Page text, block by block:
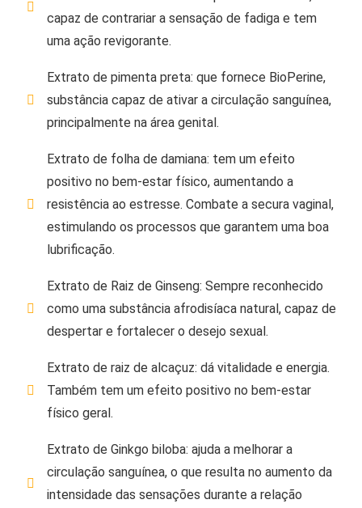
capaz de contrariar a sensação de fadiga e tem
uma ação revigorante.
Extrato de pimenta preta: que fornece BioPerine,
substância capaz de ativar a circulação sanguínea,
principalmente na área genital.
Extrato de folha de damiana: tem um efeito
positivo no bem-estar físico, aumentando a
resistência ao estresse. Combate a secura vaginal,
estimulando os processos que garantem uma boa
lubrificação.
Extrato de Raiz de Ginseng: Sempre reconhecido
como uma substância afrodisíaca natural, capaz de
despertar e fortalecer o desejo sexual.
Extrato de raiz de alcaçuz: dá vitalidade e energia.
Também tem um efeito positivo no bem-estar
físico geral.
Extrato de Ginkgo biloba: ajuda a melhorar a
circulação sanguínea, o que resulta no aumento da
intensidade das sensações durante a relação